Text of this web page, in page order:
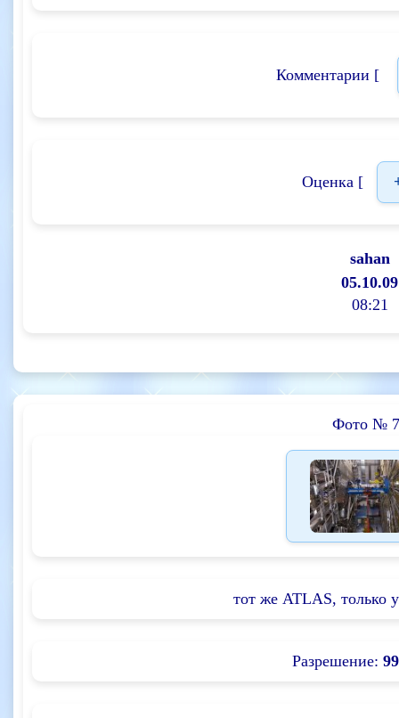
Комментарии [
Оценка [
sahan
05.10.09
08:21
Фото №
тот же ATLAS, только
Разрешение: